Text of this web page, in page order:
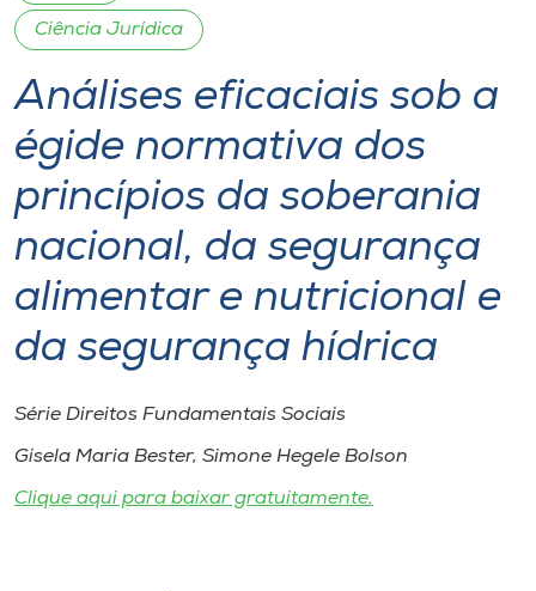
Cultura
CPA
Biblioteca
Editora
Rádio
Unoesc
Ciência Jurídica
Análises eficaciais sob a
égide normativa dos
princípios da soberania
nacional, da segurança
alimentar e nutricional e
da segurança hídrica
Série Direitos Fundamentais Sociais
Gisela Maria Bester, Simone Hegele Bolson
Clique aqui para baixar gratuitamente.